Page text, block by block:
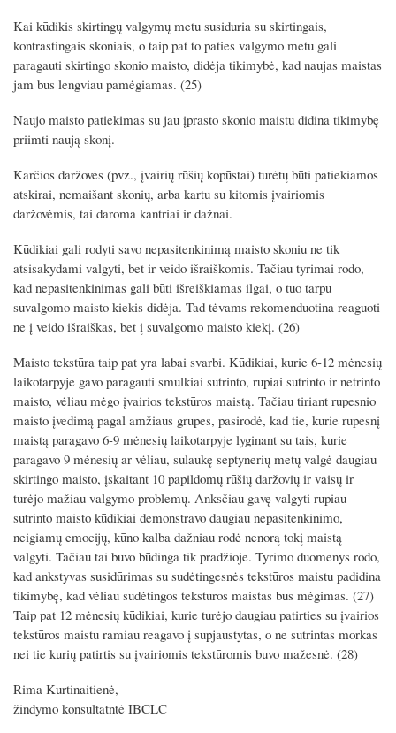
Kai kūdikis skirtingų valgymų metu susiduria su skirtingais,
kontrastingais skoniais, o taip pat to paties valgymo metu gali
paragauti skirtingo skonio maisto, didėja tikimybė, kad naujas maistas
jam bus lengviau pamėgiamas. (25)
Naujo maisto patiekimas su jau įprasto skonio maistu didina tikimybę
priimti naują skonį.
Karčios daržovės (pvz., įvairių rūšių kopūstai) turėtų būti patiekiamos
atskirai, nemaišant skonių, arba kartu su kitomis įvairiomis
daržovėmis, tai daroma kantriai ir dažnai.
Kūdikiai gali rodyti savo nepasitenkinimą maisto skoniu ne tik
atsisakydami valgyti, bet ir veido išraiškomis. Tačiau tyrimai rodo,
kad nepasitenkinimas gali būti išreiškiamas ilgai, o tuo tarpu
suvalgomo maisto kiekis didėja. Tad tėvams rekomenduotina reaguoti
ne į veido išraiškas, bet į suvalgomo maisto kiekį. (26)
Maisto tekstūra taip pat yra labai svarbi. Kūdikiai, kurie 6-12 mėnesių
laikotarpyje gavo paragauti smulkiai sutrinto, rupiai sutrinto ir netrinto
maisto, vėliau mėgo įvairios tekstūros maistą. Tačiau tiriant rupesnio
maisto įvedimą pagal amžiaus grupes, pasirodė, kad tie, kurie rupesnį
maistą paragavo 6-9 mėnesių laikotarpyje lyginant su tais, kurie
paragavo 9 mėnesių ar vėliau, sulaukę septynerių metų valgė daugiau
skirtingo maisto, įskaitant 10 papildomų rūšių daržovių ir vaisų ir
turėjo mažiau valgymo problemų. Anksčiau gavę valgyti rupiau
sutrinto maisto kūdikiai demonstravo daugiau nepasitenkinimo,
neigiamų emocijų, kūno kalba dažniau rodė nenorą tokį maistą
valgyti. Tačiau tai buvo būdinga tik pradžioje. Tyrimo duomenys rodo,
kad ankstyvas susidūrimas su sudėtingesnės tekstūros maistu padidina
tikimybę, kad vėliau sudėtingos tekstūros maistas bus mėgimas. (27)
Taip pat 12 mėnesių kūdikiai, kurie turėjo daugiau patirties su įvairios
tekstūros maistu ramiau reagavo į supjaustytas, o ne sutrintas morkas
nei tie kurių patirtis su įvairiomis tekstūromis buvo mažesnė. (28)
Rima Kurtinaitienė,
žindymo konsultatntė IBCLC